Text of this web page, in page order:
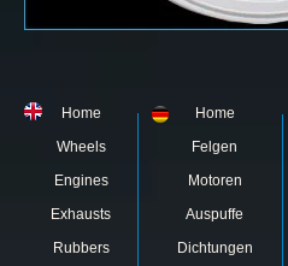
Home
Wheels
Engines
Exhausts
Rubbers
Home
Felgen
Motoren
Auspuffe
Dichtungen